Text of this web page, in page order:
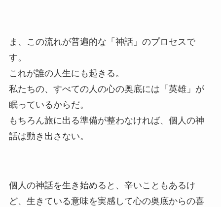
ま、この流れが普遍的な「神話」のプロセスで
す。
これが誰の人生にも起きる。
私たちの、すべての人の心の奥底には「英雄」が
眠っているからだ。
もちろん旅に出る準備が整わなければ、個人の神
話は動き出さない。
個人の神話を生き始めると、辛いこともあるけ
ど、生きている意味を実感して心の奥底からの喜